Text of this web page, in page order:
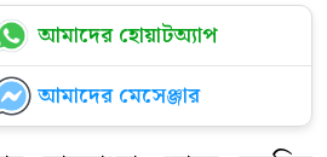
আমাদের হোয়াটঅ্যাপ
আমাদের মেসেঞ্জার